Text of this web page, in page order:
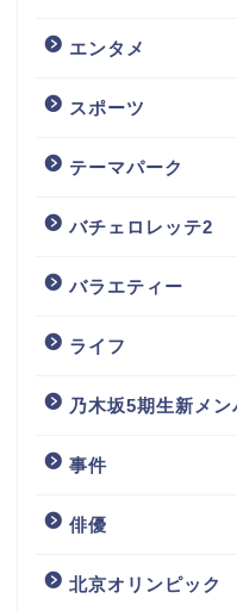
エンタメ
スポーツ
テーマパーク
バチェロレッテ2
バラエティー
ライフ
乃木坂5期生新メン
事件
俳優
北京オリンピック